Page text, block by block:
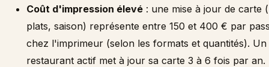
Coût d'impression élevé : une mise à jour de carte
plats, saison) représente entre 150 et 400 € par
chez l'imprimeur (selon les formats et quantités). Un
restaurant actif met à jour sa carte 3 à 6 fois par an.